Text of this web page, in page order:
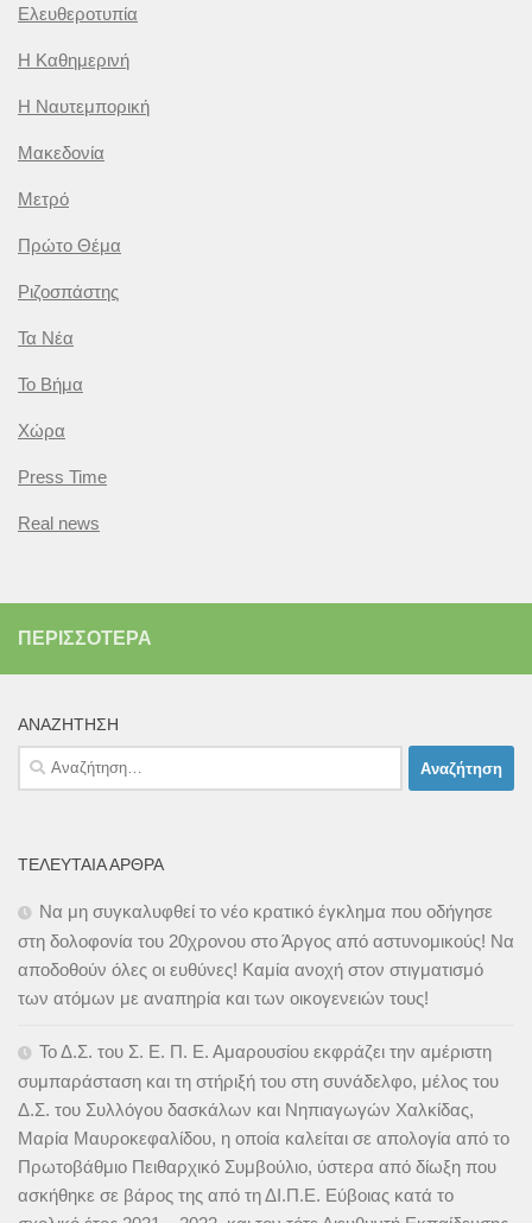
Ελευθεροτυπία
Η Καθημερινή
Η Ναυτεμπορική
Μακεδονία
Μετρό
Πρώτο Θέμα
Ριζοσπάστης
Τα Νέα
Το Βήμα
Χώρα
Press Time
Real news
ΠΕΡΙΣΣΌΤΕΡΑ
ΑΝΑΖΉΤΗΣΗ
Αναζήτηση
για:
ΤΕΛΕΥΤΑΊΑ ΆΡΘΡΑ
Να μη συγκαλυφθεί το νέο κρατικό έγκλημα που οδήγησε
στη δολοφονία του 20χρονου στο Άργος από αστυνομικούς! Να
αποδοθούν όλες οι ευθύνες! Καμία ανοχή στον στιγματισμό
των ατόμων με αναπηρία και των οικογενειών τους!
Το Δ.Σ. του Σ. Ε. Π. Ε. Αμαρουσίου εκφράζει την αμέριστη
συμπαράσταση και τη στήριξή του στη συνάδελφο, μέλος του
Δ.Σ. του Συλλόγου δασκάλων και Νηπιαγωγών Χαλκίδας,
Μαρία Μαυροκεφαλίδου, η οποία καλείται σε απολογία από το
Πρωτοβάθμιο Πειθαρχικό Συμβούλιο, ύστερα από δίωξη που
ασκήθηκε σε βάρος της από τη ΔΙ.Π.Ε. Εύβοιας κατά το